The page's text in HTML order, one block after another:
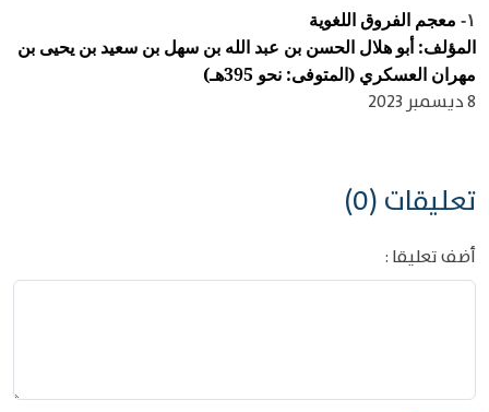
١-
معجم الفروق اللغوية
المؤلف: أبو هلال الحسن بن عبد الله بن سهل بن سعيد بن يحيى بن
مهران العسكري (المتوفى: نحو 395هـ)
8 ديسمبر 2023
تعليقات (0)
أضف تعليقا :